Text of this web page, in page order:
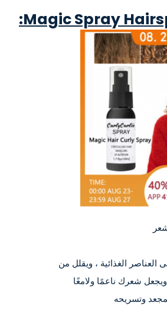
الغذائية ، ويقلل من
شعرك ناعمًا ولامعًا
وتسريحه